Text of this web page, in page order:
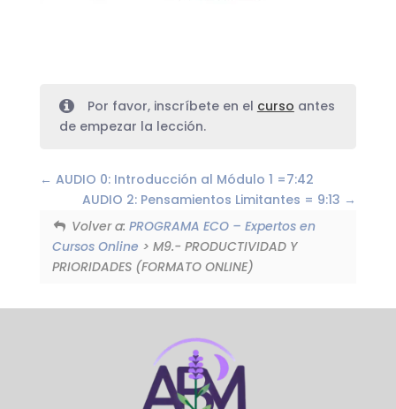
Por favor, inscríbete en el curso antes
de empezar la lección.
AUDIO 0: Introducción al Módulo 1 =7:42
AUDIO 2: Pensamientos Limitantes = 9:13
Volver a:PROGRAMA ECO – Expertos en
Cursos Online > M9.- PRODUCTIVIDAD Y
PRIORIDADES (FORMATO ONLINE)